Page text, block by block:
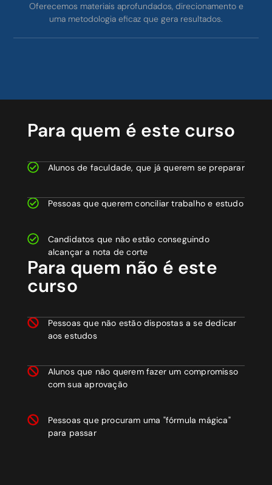
Oferecemos materiais aprofundados, direcionamento e
uma metodologia eficaz que gera resultados.
Para quem é este curso
Alunos de faculdade, que já querem se preparar
Pessoas que querem conciliar trabalho e estudo
Candidatos que não estão conseguindo
alcançar a nota de corte
Para quem não é este
curso
Pessoas que não estão dispostas a se dedicar
aos estudos
Alunos que não querem fazer um compromisso
com sua aprovação
Pessoas que procuram uma "fórmula mágica"
para passar